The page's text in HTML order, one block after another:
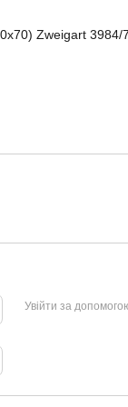
Zweigart 3984/
Увійти за